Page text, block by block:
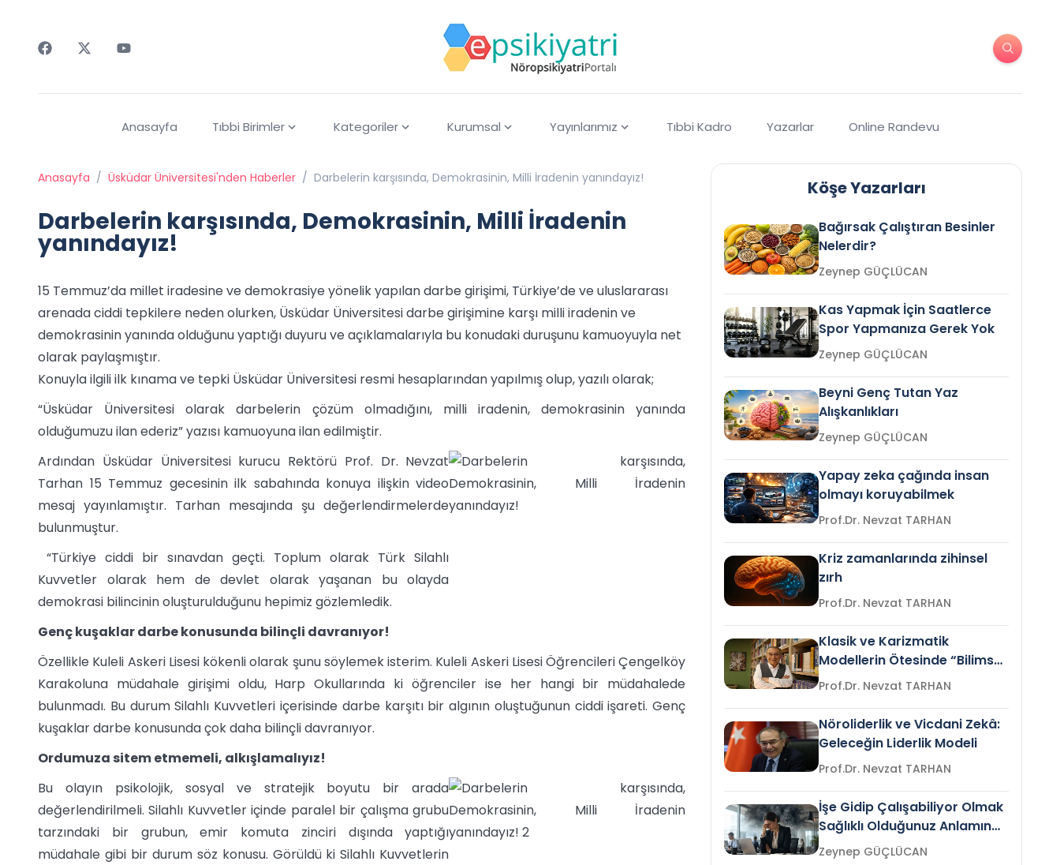
Anasayfa Tıbbi Birimler Kategoriler Kurumsal Yayınlarımız Tıbbi Kadro Yazarlar Online Randevu
Anasayfa / Üsküdar Üniversitesi'nden Haberler / Darbelerin karşısında, Demokrasinin, Milli İradenin yanındayız!
Darbelerin karşısında, Demokrasinin, Milli İradenin
yanındayız!
15 Temmuz’da millet iradesine ve demokrasiye yönelik yapılan darbe girişimi, Türkiye’de ve uluslararası
arenada ciddi tepkilere neden olurken, Üsküdar Üniversitesi darbe girişimine karşı milli iradenin ve
demokrasinin yanında olduğunu yaptığı duyuru ve açıklamalarıyla bu konudaki duruşunu kamuoyuyla net
olarak paylaşmıştır.
Konuyla ilgili ilk kınama ve tepki Üsküdar Üniversitesi resmi hesaplarından yapılmış olup, yazılı olarak;
“Üsküdar Üniversitesi olarak darbelerin çözüm olmadığını, milli iradenin, demokrasinin yanında
olduğumuzu ilan ederiz” yazısı kamuoyuna ilan edilmiştir.
Ardından Üsküdar Üniversitesi kurucu Rektörü Prof. Dr. Nevzat
Tarhan 15 Temmuz gecesinin ilk sabahında konuya ilişkin video
mesaj yayınlamıştır. Tarhan mesajında şu değerlendirmelerde
bulunmuştur.
“Türkiye ciddi bir sınavdan geçti. Toplum olarak Türk Silahlı
Kuvvetler olarak hem de devlet olarak yaşanan bu olayda
demokrasi bilincinin oluşturulduğunu hepimiz gözlemledik.
Genç kuşaklar darbe konusunda bilinçli davranıyor!
Özellikle Kuleli Askeri Lisesi kökenli olarak şunu söylemek isterim. Kuleli Askeri Lisesi Öğrencileri Çengelköy
Karakoluna müdahale girişimi oldu, Harp Okullarında ki öğrenciler ise her hangi bir müdahalede
bulunmadı. Bu durum Silahlı Kuvvetleri içerisinde darbe karşıtı bir algının oluştuğunun ciddi işareti. Genç
kuşaklar darbe konusunda çok daha bilinçli davranıyor.
Ordumuza sitem etmemeli, alkışlamalıyız!
Bu olayın psikolojik, sosyal ve stratejik boyutu bir arada
değerlendirilmeli. Silahlı Kuvvetler içinde paralel bir çalışma grubu
tarzındaki bir grubun, emir komuta zinciri dışında yaptığı
müdahale gibi bir durum söz konusu. Görüldü ki Silahlı Kuvvetlerin
Köşe Yazarları
Bağırsak Çalıştıran Besinler
Nelerdir?
Zeynep GÜÇLÜCAN
Kas Yapmak İçin Saatlerce
Spor Yapmanıza Gerek Yok
Zeynep GÜÇLÜCAN
Beyni Genç Tutan Yaz
Alışkanlıkları
Zeynep GÜÇLÜCAN
Yapay zeka çağında insan
olmayı koruyabilmek
Prof.Dr. Nevzat TARHAN
Kriz zamanlarında zihinsel
zırh
Prof.Dr. Nevzat TARHAN
Klasik ve Karizmatik
Modellerin Ötesinde “Bilimsel
Liderlik”
Prof.Dr. Nevzat TARHAN
Nöroliderlik ve Vicdani Zekâ:
Geleceğin Liderlik Modeli
Prof.Dr. Nevzat TARHAN
İşe Gidip Çalışabiliyor Olmak
Sağlıklı Olduğunuz Anlamına
Gelir mi?Zeynep GÜÇLÜCAN